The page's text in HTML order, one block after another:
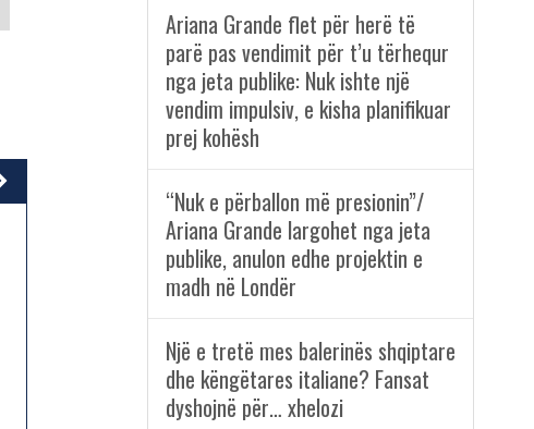
Ariana Grande flet për herë të
parë pas vendimit për t’u tërhequr
nga jeta publike: Nuk ishte një
vendim impulsiv, e kisha planifikuar
prej kohësh
“Nuk e përballon më presionin”/
Ariana Grande largohet nga jeta
publike, anulon edhe projektin e
madh në Londër
Një e tretë mes balerinës shqiptare
dhe këngëtares italiane? Fansat
dyshojnë për… xhelozi